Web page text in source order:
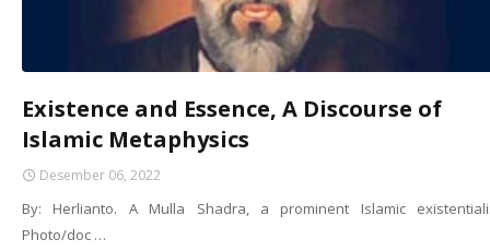
Existence and Essence, A Discourse of
Islamic Metaphysics
Desember 06, 2022
By: Herlianto. A Mulla Shadra, a prominent Islamic
Photo/doc …